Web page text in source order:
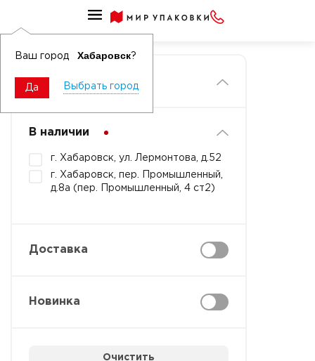
Ваш город Хабаровск?
Да Выбрать город
Главная
Фильтры
В наличии
г. Хабаровск, ул. Лермонтова, д.52
г. Хабаровск, пер. Промышленный,
д.8а (пер. Промышленный, 4 ст2)
Доставка
Новинка
Очистить